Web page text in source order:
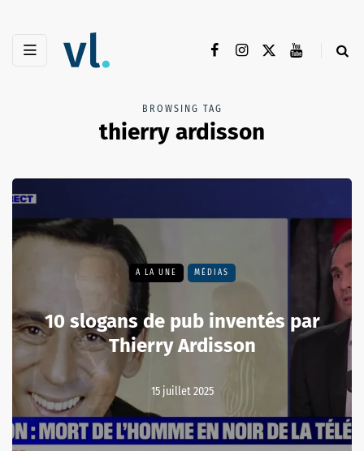
BROWSING TAG
thierry ardisson
A LA UNE MÉDIAS
10 slogans de pub inventés par
Thierry Ardisson
15 juillet 2025